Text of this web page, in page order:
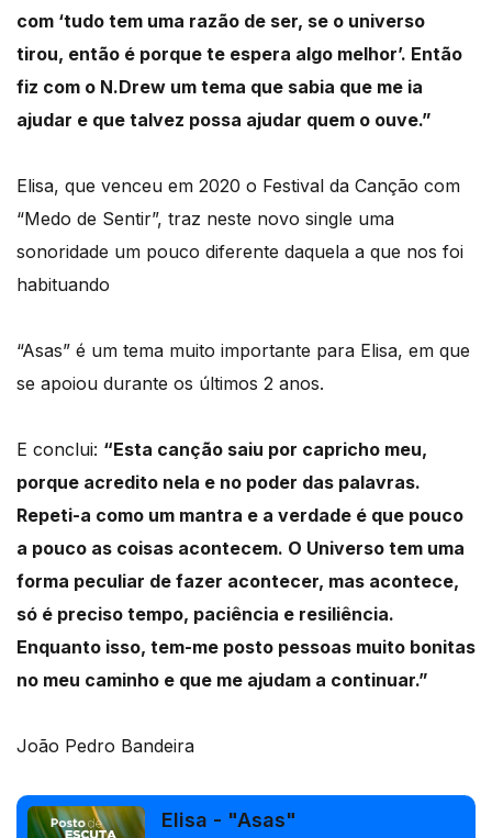
com ‘tudo tem uma razão de ser, se o universo
tirou, então é porque te espera algo melhor’. Então
fiz com o N.Drew um tema que sabia que me ia
ajudar e que talvez possa ajudar quem o ouve.”
Elisa, que venceu em 2020 o Festival da Canção com
“Medo de Sentir”, traz neste novo single uma
sonoridade um pouco diferente daquela a que nos foi
habituando
“Asas” é um tema muito importante para Elisa, em que
se apoiou durante os últimos 2 anos.
E conclui: “Esta canção saiu por capricho meu,
porque acredito nela e no poder das palavras.
Repeti-a como um mantra e a verdade é que pouco
a pouco as coisas acontecem. O Universo tem uma
forma peculiar de fazer acontecer, mas acontece,
só é preciso tempo, paciência e resiliência.
Enquanto isso, tem-me posto pessoas muito bonitas
no meu caminho e que me ajudam a continuar.”
João Pedro Bandeira
Elisa - "Asas"